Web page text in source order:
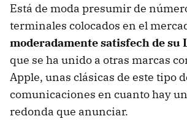
Está de moda presumir de
terminales colocados en el
moderadamente satisfech de su
que se ha unido a otras marcas
Apple, unas clásicas de este tipo
comunicaciones en cuanto hay
redonda que anunciar.